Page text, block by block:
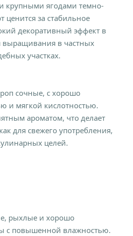
и крупными ягодами темно-
ценится за стабильное
декоративный эффект в
выращивания в частных
участках.
сочные, с хорошо
и мягкой кислотностью.
ароматом, что делает
для свежего употребления,
целей.
рыхлые и хорошо
с повышенной влажностью.